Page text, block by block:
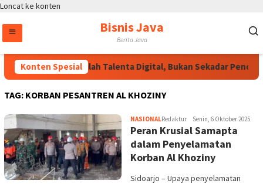
Loncat ke konten
Bisnis Java
Berita Java
Konten Spesial
Wakapolri: Jadilah Talenta Digital, Bukan Sekadar
TAG: KORBAN PESANTREN AL KHOZINY
NASIONALRedaktur Senin, 6 Oktober 2025
Peran Krusial Samapta
dalam Penyelamatan
Korban Al Khoziny
Sidoarjo – Upaya penyelamatan